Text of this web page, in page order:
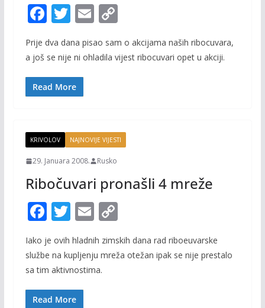
F
ac
e
b
o
k
T
itt
er
E
ai
C
p
y
k
Prije dva dana pisao sam o akcijama naših ribocuvara,
a još se nije ni ohladila vijest ribocuvari opet u akciji.
Read More
KRIVOLOV NAJNOVIJE VIJESTI
29. Januara 2008. Rusko
Ribočuvari pronašli 4 mreže
F
ac
e
b
o
T
w
itt
er
E
m
ai
l
C
o
p
Iako je ovih hladnih zimskih dana rad riboeuvarske
službe na kupljenju mreža otežan ipak se nije prestalo
sa tim aktivnostima.
Read More